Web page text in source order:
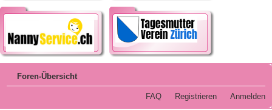
Foren-Übersicht
FAQ Registrieren Anmelden